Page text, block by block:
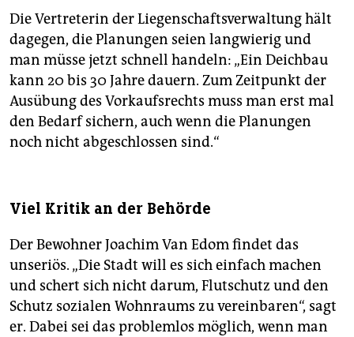
Die Vertreterin der Liegenschaftsverwaltung hält
dagegen, die Planungen seien langwierig und
man müsse jetzt schnell handeln: „Ein Deichbau
kann 20 bis 30 Jahre dauern. Zum Zeitpunkt der
Ausübung des Vorkaufsrechts muss man erst mal
den Bedarf sichern, auch wenn die Planungen
noch nicht abgeschlossen sind.“
Viel Kritik an der Behörde
Der Bewohner Joachim Van Edom findet das
unseriös. „Die Stadt will es sich einfach machen
und schert sich nicht darum, Flutschutz und den
Schutz sozialen Wohnraums zu vereinbaren“, sagt
er. Dabei sei das problemlos möglich, wenn man